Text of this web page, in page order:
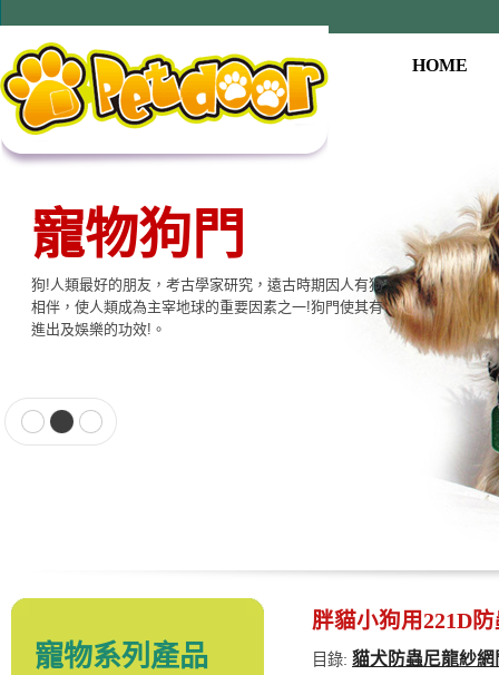
HOME
寵物狗門
狗!人類最好的朋友，考古學家研究，遠古時期因人有狗
相伴，使人類成為主宰地球的重要因素之一!狗門使其有
進出及娛樂的功效!。
寵物系列產品
胖貓小狗用221D
目錄: 貓犬防蟲尼龍紗網